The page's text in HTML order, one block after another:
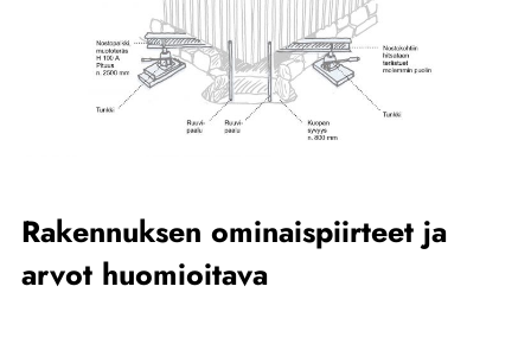
Rakennuksen ominaispiirteet ja
arvot huomioitava